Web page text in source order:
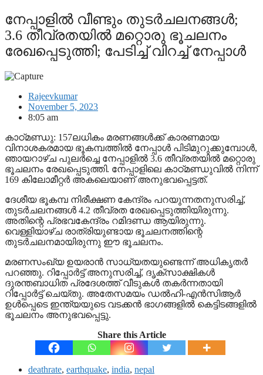
നേപ്പാളില്‍ വീണ്ടും തുടര്‍ചലനങ്ങള്‍;
3.6 തീവ്രതയില്‍ മറ്റൊരു ഭൂചലനം
രേഖപ്പെടുത്തി; പേടിച്ച് വിറച്ച് നേപ്പാള്‍
Rajeevkumar
November 5, 2023
8:05 am
കാഠ്മണ്ഡു: 157ലധികം മരണങ്ങള്‍ക്ക് കാരണമായ
വിനാശകരമായ ഭൂകമ്പത്തില്‍ നേപ്പാള്‍ പിടിമുറുക്കുമ്പോള്‍,
ഞായറാഴ്ച പുലര്‍ച്ചെ നേപ്പാളില്‍ 3.6 തീവ്രതയില്‍ മറ്റൊരു
ഭൂചലനം രേഖപ്പെടുത്തി. നേപ്പാളിലെ കാഠ്മണ്ഡുവില്‍ നിന്ന്
169 കിലോമീറ്റര്‍ അകലെയാണ് അനുഭവപ്പെട്ടത്.
ദേശീയ ഭൂകമ്പ നിരീക്ഷണ കേന്ദ്രം പറയുന്നതനുസരിച്ച്,
തുടര്‍ചലനങ്ങള്‍ 4.2 തീവ്രത രേഖപ്പെടുത്തിയിരുന്നു.
അതിന്റെ പ്രഭവകേന്ദ്രം റമിദണ്ഡ ആയിരുന്നു.
വെള്ളിയാഴ്ച രാത്രിയുണ്ടായ ഭൂചലനത്തിന്റെ
തുടര്‍ചലനമായിരുന്നു ഈ ഭൂചലനം.
മരണസംഖ്യ ഉയരാന്‍ സാധ്യതയുണ്ടെന്ന് അധികൃതര്‍
പറഞ്ഞു. റിപ്പോര്‍ട്ട് അനുസരിച്ച്, ദൃക്സാക്ഷികള്‍
ദുരന്തബാധിത പ്രദേശത്ത് വീടുകള്‍ തകര്‍ന്നതായി
റിപ്പോര്‍ട്ട് ചെയ്തു. അതേസമയം ഡല്‍ഹി-എന്‍സിആര്‍
ഉള്‍പ്പെടെ ഇന്ത്യയുടെ വടക്കന്‍ ഭാഗങ്ങളില്‍ കെട്ടിടങ്ങളില്‍
ഭൂചലനം അനുഭവപ്പെട്ടു.
Share this Article
deathrate, earthquake, india, nepal